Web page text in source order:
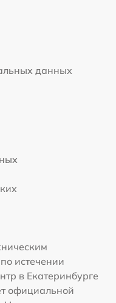
данных
истечении
в Екатеринбурге
официальной